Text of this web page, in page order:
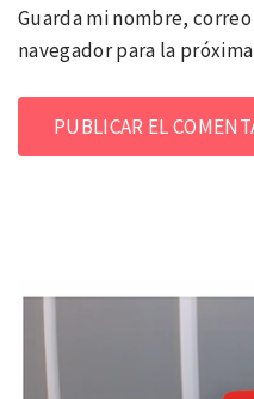
Guarda mi nombre,
navegador para la